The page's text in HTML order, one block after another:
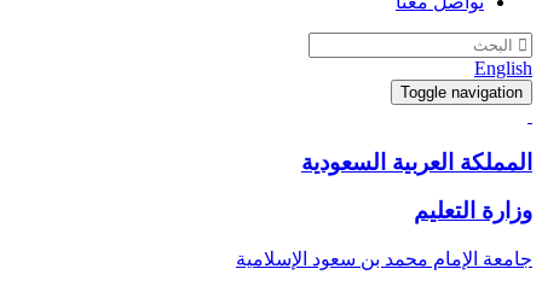
English
Toggle navigation
المملكة العربية السعودية
وزارة التعليم
جامعة الإمام محمد بن سعود الإسلامية